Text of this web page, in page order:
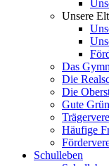
Unsere
Das
Die
Die
Gute
Häufige
Schulleben